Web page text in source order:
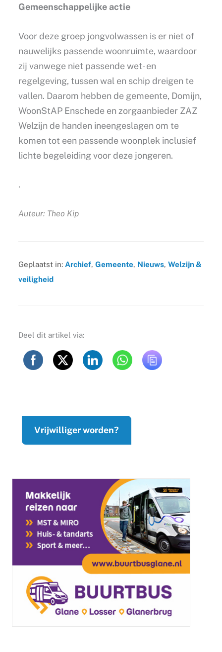
Gemeenschappelijke actie
Voor deze groep jongvolwassen is er niet of
nauwelijks passende woonruimte, waardoor
zij vanwege niet passende wet- en
regelgeving, tussen wal en schip dreigen te
vallen. Daarom hebben de gemeente, Domijn,
WoonStAP Enschede en zorgaanbieder ZAZ
Welzijn de handen ineengeslagen om te
komen tot een passende woonplek inclusief
lichte begeleiding voor deze jongeren.
.
Auteur: Theo Kip
Geplaatst in: Archief, Gemeente, Nieuws, Welzijn &
veiligheid
Deel dit artikel via:
Vrijwilliger worden?